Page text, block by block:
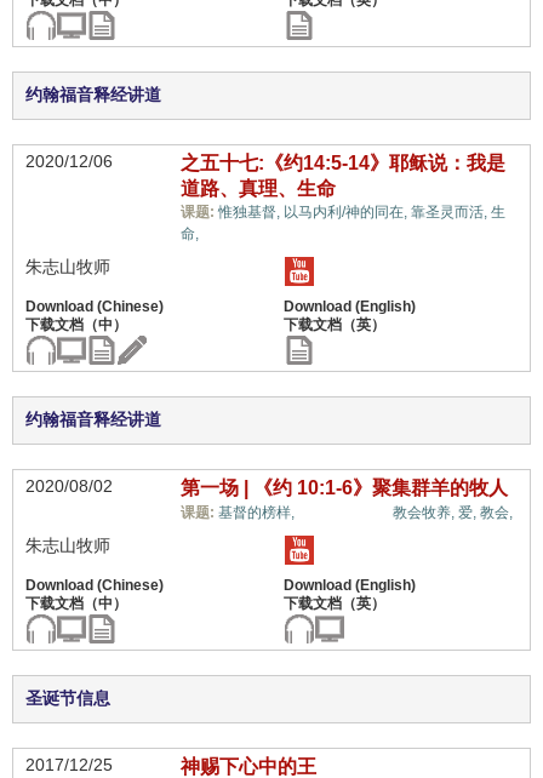
约翰福音释经讲道
2020/12/06
之五十七:《约14:5-14》耶稣说：我是
道路、真理、生命
课题:惟独基督, 以马内利/神的同在, 靠圣灵而活, 生
命,
朱志山牧师
约翰福音释经讲道
2020/08/02 第一场 | 《约 10:1-6》聚集群羊的牧人
课题: 基督的榜样, 教会牧养, 爱, 教会,
朱志山牧师
圣诞节信息
2017/12/25 神赐下心中的王